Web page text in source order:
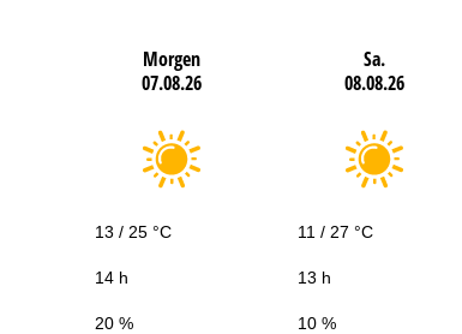
Morgen
07.08.26
Sa.
08.08.26
13 / 25 °C 11 / 27 °C
14 h 13 h
20 % 10 %